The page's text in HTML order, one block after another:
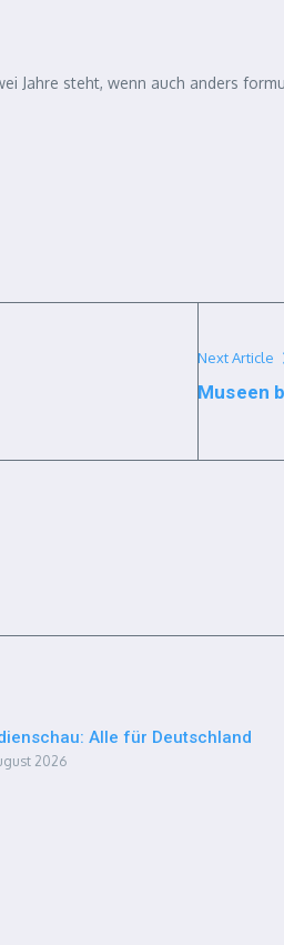
Jahre steht, wenn auch anders
Next Article
Museen
Alle für Deutschland
2026